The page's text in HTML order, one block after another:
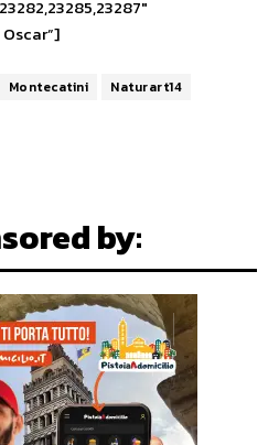
Montecatini
Naturart14
by: